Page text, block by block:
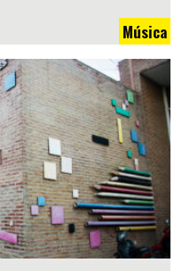
Música